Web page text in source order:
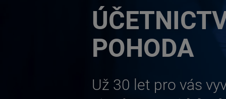
POHODA
Už 30 let pro vás